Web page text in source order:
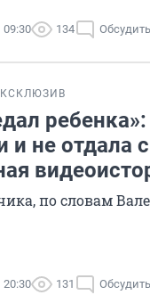
134 Обсудить
и не отдала
по словам
131 Обсудить